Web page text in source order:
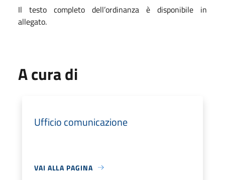
Il testo completo dell’ordinanza è disponibile in
allegato.
A cura di
Ufficio comunicazione
VAI ALLA PAGINA